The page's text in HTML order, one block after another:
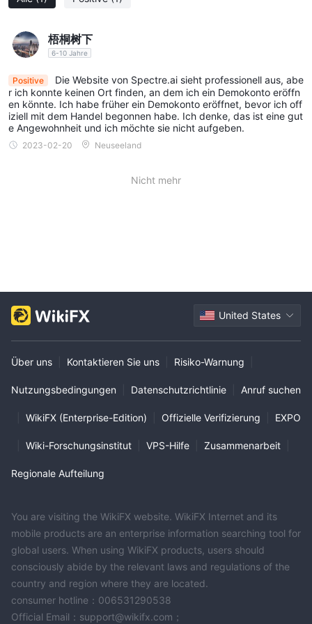
Live-Chat erreichbar:
· Live-Chat
AKZEPTIERTE LÄNDER
Specter.aiAkzeptiert Händler aus Australien, Thailand, Kanada,
Großbritannien, Südafrika, Singapur, Hongkong, Indien,
Frankreich, Deutschland, Norwegen, Schweden, Italien,
Dänemark, den Vereinigten Arabischen Emiraten, Saudi-Arabien,
Kuwait, Luxemburg, Katar und den meisten anderen Ländern .
Venezuela, Iran, Vanuatu, Kaimaninseln, Jungferninseln,
梧桐树下
6-10 Jahre
Positive
Die Website von Spectre.ai sieht professionell aus, abe
r ich konnte keinen Ort finden, an dem ich ein Demokonto eröffn
en könnte. Ich habe früher ein Demokonto eröffnet, bevor ich off
iziell mit dem Handel begonnen habe. Ich denke, das ist eine gut
e Angewohnheit und ich möchte sie nicht aufgeben.
2023-02-20 Neuseeland
Nicht mehr
United States
Über uns Kontaktieren Sie uns Risiko-Warnung
Nutzungsbedingungen Datenschutzrichtlinie Anruf suchen
WikiFX (Enterprise-Edition) Offizielle Verifizierung EXPO
Wiki-Forschungsinstitut VPS-Hilfe Zusammenarbeit
Regionale Aufteilung
You are visiting the WikiFX website. WikiFX Internet and its
mobile products are an enterprise information searching tool for
global users. When using WikiFX products, users should
consciously abide by the relevant laws and regulations of the
country and region where they are located.
consumer hotline：006531290538
Official Email：support@wikifx.com；